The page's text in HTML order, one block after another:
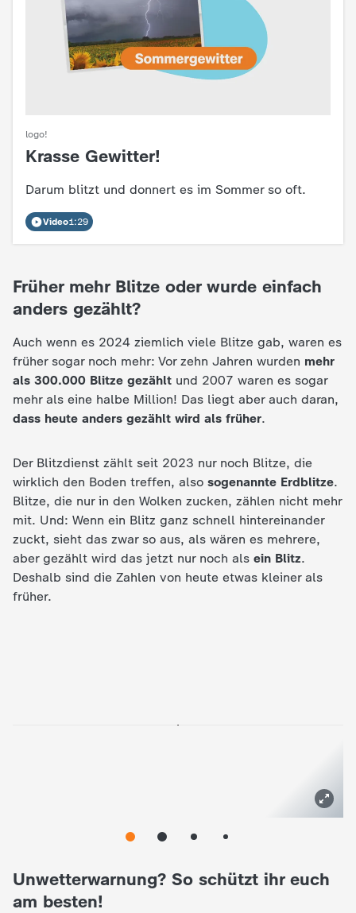
logo!
:Krasse Gewitter!
Darum blitzt und donnert es im Sommer so oft.
Video1:29
Früher mehr Blitze oder wurde einfach
anders gezählt?
Auch wenn es 2024 ziemlich viele Blitze gab, waren es
früher sogar noch mehr: Vor zehn Jahren wurden mehr
als 300.000 Blitze gezählt und 2007 waren es sogar
mehr als eine halbe Million! Das liegt aber auch daran,
dass heute anders gezählt wird als früher.
Der Blitzdienst zählt seit 2023 nur noch Blitze, die
wirklich den Boden treffen, also sogenannte Erdblitze.
Blitze, die nur in den Wolken zucken, zählen nicht mehr
mit. Und: Wenn ein Blitz ganz schnell hintereinander
zuckt, sieht das zwar so aus, als wären es mehrere,
aber gezählt wird das jetzt nur noch als ein Blitz.
Deshalb sind die Zahlen von heute etwas kleiner als
früher.
Unwetterwarnung? So schützt ihr euch
am besten!